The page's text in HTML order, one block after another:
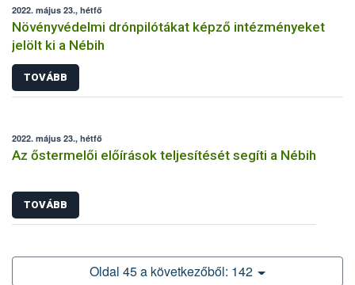
2022. május 23., hétfő
Növényvédelmi drónpilótákat képző intézményeket
jelölt ki a Nébih
TOVÁBB
2022. május 23., hétfő
Az őstermelői előírások teljesítését segíti a Nébih
TOVÁBB
Oldal 45 a következőből: 142